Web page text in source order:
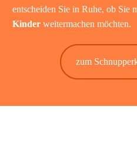
entscheiden Sie in Ruhe, ob Sie
Kinder weitermachen möchten.
zum